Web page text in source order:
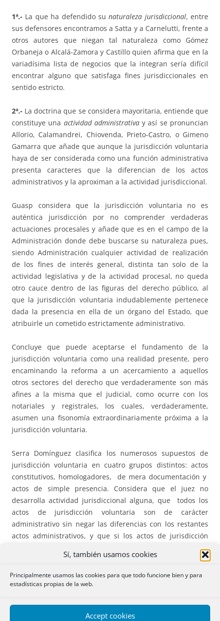
Sí, también usamos cookies
Principalmente usamos las cookies para que todo funcione bien y para
estadísticas propias de la web.
Accept cookies
1ª.- La que ha defendido sunaturaleza jurisdiccional, entre
sus defensores encontramos a Satta y a Carnelutti, frente a
otros autores que niegan tal naturaleza como Gómez
Orbaneja o Alcalá-Zamora y Castillo quien afirma que en la
variadísima lista de negocios que la integran sería difícil
encontrar alguno que satisfaga fines jurisdiccionales en
sentido estricto.
2ª.- La doctrina que se considera mayoritaria, entiende que
constituye una actividad administrativay así se pronuncian
Allorio, Calamandrei, Chiovenda, Prieto-Castro, o Gimeno
Gamarra que añade que aunque la jurisdicción voluntaria
haya de ser considerada como una función administrativa
presenta caracteres que la diferencian de los actos
administrativos y la aproximan a la actividad jurisdiccional.
Guasp considera que la jurisdicción voluntaria no es
auténtica jurisdicción por no comprender verdaderas
actuaciones procesales y añade que es en el campo de la
Administración donde debe buscarse su naturaleza pues,
siendo Administración cualquier actividad de realización
de los fines de interés general, distinta tan solo de la
actividad legislativa y de la actividad procesal, no queda
otro cauce dentro de las figuras del derecho público, al
que la jurisdicción voluntaria indudablemente pertenece
dada la presencia en ella de un órgano del Estado, que
atribuirle un cometido estrictamente administrativo.
Concluye que puede aceptarse el fundamento de la
jurisdicción voluntaria como una realidad presente, pero
encaminando la reforma a un acercamiento a aquellos
otros sectores del derecho que verdaderamente son más
afines a la misma que el judicial, como ocurre con los
notariales y registrales, los cuales, verdaderamente,
asumen una fisonomía extraordinariamente próxima a la
jurisdicción voluntaria.
Serra Domínguez clasifica los numerosos supuestos de
jurisdicción voluntaria en cuatro grupos distintos: actos
constitutivos, homologadores, de mera documentación y
actos de simple presencia. Considera que el juez no
desarrolla actividad jurisdiccional alguna, que todos los
actos de jurisdicción voluntaria son de carácter
administrativo sin negar las diferencias con los restantes
actos administrativos, y que si los actos de jurisdicción
voluntaria están confiados a los tribunales ordinarios es
debido principalmente a las características de estos
órganos: imparcialidad y objeto tradicional, lo que no
excluye que parte de dichos actos sean confiados a otros
notarios y registradores.